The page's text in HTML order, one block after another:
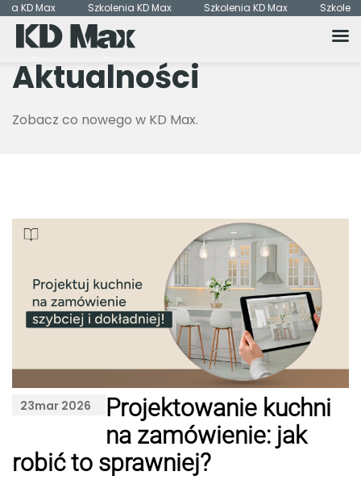
KD Max Szkolenia KD Max Szkolenia KD Max Szkolenia
Aktualności
Zobacz co nowego w KD Max.
23mar 2026
Projektowanie kuchni
na zamówienie: jak
robić to sprawniej?